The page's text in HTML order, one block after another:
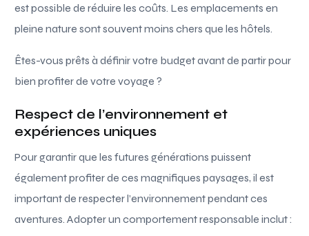
est possible de réduire les coûts. Les emplacements en
pleine nature sont souvent moins chers que les hôtels.
Êtes-vous prêts à définir votre budget avant de partir pour
bien profiter de votre voyage ?
Respect de l’environnement et
expériences uniques
Pour garantir que les futures générations puissent
également profiter de ces magnifiques paysages, il est
important de respecter l’environnement pendant ces
aventures. Adopter un comportement responsable inclut :